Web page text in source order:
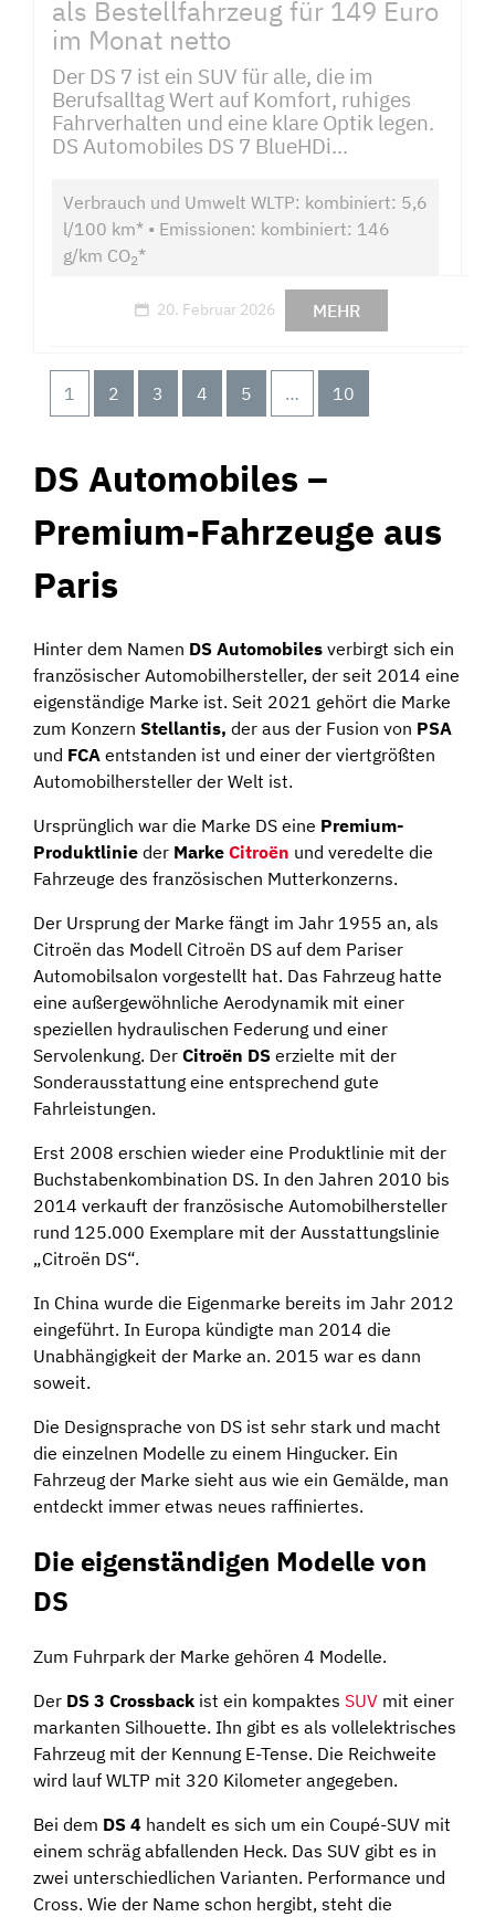
als Bestellfahrzeug für 149 Euro
im Monat netto
Der DS 7 ist ein SUV für alle, die im
Berufsalltag Wert auf Komfort, ruhiges
Fahrverhalten und eine klare Optik legen.
DS Automobiles DS 7 BlueHDi...
Verbrauch und Umwelt WLTP: kombiniert: 5,6
l/100 km* • Emissionen: kombiniert: 146
g/km CO2*
20. Februar 2026 MEHR
1 2 3 4 5 … 10
DS Automobiles –
Premium-Fahrzeuge aus
Paris
Hinter dem Namen DS Automobiles verbirgt sich ein
französischer Automobilhersteller, der seit 2014 eine
eigenständige Marke ist. Seit 2021 gehört die Marke
zum Konzern Stellantis, der aus der Fusion von PSA
und FCA entstanden ist und einer der viertgrößten
Automobilhersteller der Welt ist.
Ursprünglich war die Marke DS eine Premium-
Produktlinie der Marke Citroën und veredelte die
Fahrzeuge des französischen Mutterkonzerns.
Der Ursprung der Marke fängt im Jahr 1955 an, als
Citroën das Modell Citroën DS auf dem Pariser
Automobilsalon vorgestellt hat. Das Fahrzeug hatte
eine außergewöhnliche Aerodynamik mit einer
speziellen hydraulischen Federung und einer
Servolenkung. Der Citroën DS erzielte mit der
Sonderausstattung eine entsprechend gute
Fahrleistungen.
Erst 2008 erschien wieder eine Produktlinie mit der
Buchstabenkombination DS. In den Jahren 2010 bis
2014 verkauft der französische Automobilhersteller
rund 125.000 Exemplare mit der Ausstattungslinie
„Citroën DS“.
In China wurde die Eigenmarke bereits im Jahr 2012
eingeführt. In Europa kündigte man 2014 die
Unabhängigkeit der Marke an. 2015 war es dann
soweit.
Die Designsprache von DS ist sehr stark und macht
die einzelnen Modelle zu einem Hingucker. Ein
Fahrzeug der Marke sieht aus wie ein Gemälde, man
entdeckt immer etwas neues raffiniertes.
Die eigenständigen Modelle von
DS
Zum Fuhrpark der Marke gehören 4 Modelle.
Der DS 3 Crossback ist ein kompaktes SUV mit einer
markanten Silhouette. Ihn gibt es als vollelektrisches
Fahrzeug mit der Kennung E-Tense. Die Reichweite
wird lauf WLTP mit 320 Kilometer angegeben.
Bei dem DS 4 handelt es sich um ein Coupé-SUV mit
einem schräg abfallenden Heck. Das SUV gibt es in
zwei unterschiedlichen Varianten. Performance und
Cross. Wie der Name schon hergibt, steht die